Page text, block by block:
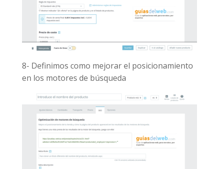
8- Definimos como mejorar el posicionamiento
en los motores de búsqueda